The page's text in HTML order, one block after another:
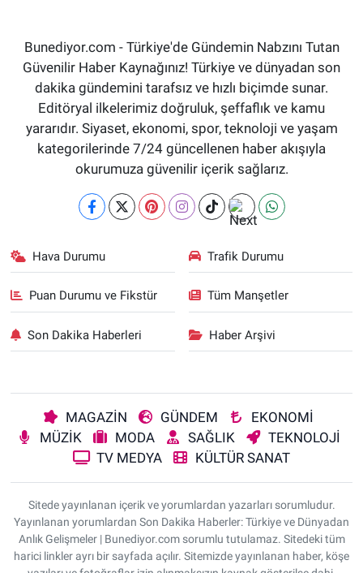
Bunediyor.com - Türkiye'de Gündemin Nabzını Tutan
Güvenilir Haber Kaynağınız! Türkiye ve dünyadan son
dakika gündemini tarafsız ve hızlı biçimde sunar.
Editöryal ilkelerimiz doğruluk, şeffaflık ve kamu
yararıdır. Siyaset, ekonomi, spor, teknoloji ve yaşam
kategorilerinde 7/24 güncellenen haber akışıyla
okurumuza güvenilir içerik sağlarız.
Hava Durumu Trafik Durumu
Puan Durumu ve Fikstür Tüm Manşetler
Son Dakika Haberleri Haber Arşivi
MAGAZİN GÜNDEM
EKONOMİ
MÜZİK
MODA SAĞLIK
TEKNOLOJİ
TV MEDYA
KÜLTÜR SANAT
Sitede yayınlanan içerik ve yorumlardan yazarları sorumludur.
Yayınlanan yorumlardan Son Dakika Haberler: Türkiye ve Dünyadan
Anlık Gelişmeler | Bunediyor.com sorumlu tutulamaz. Sitedeki tüm
harici linkler ayrı bir sayfada açılır. Sitemizde yayınlanan haber, köşe